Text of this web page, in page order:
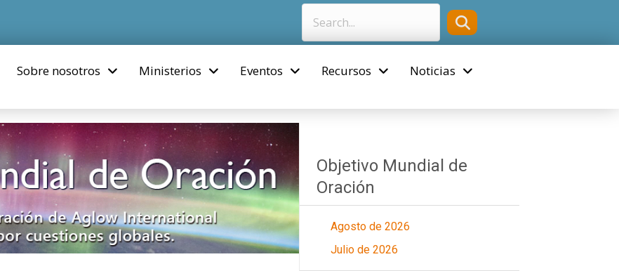
Sobre nosotros Ministerios Eventos Recursos
Noticias
Objetivo Mundial de
Oración
Agosto de 2026
Julio de 2026